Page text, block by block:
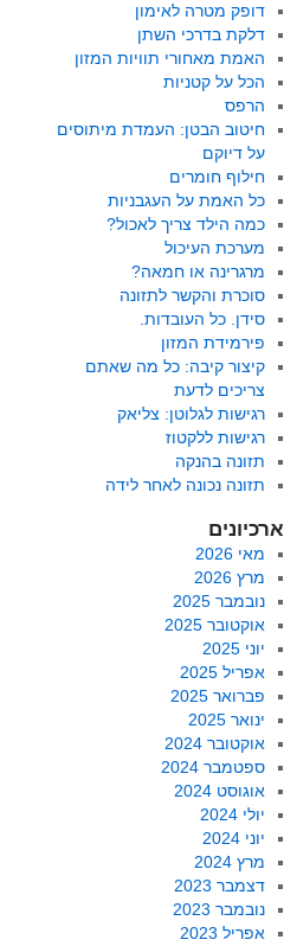
דופק מטרה לאימון
דלקת בדרכי השתן
האמת מאחורי תוויות המזון
הכל על קטניות
הרפס
חיטוב הבטן: העמדת מיתוסים
על דיוקם
חילוף חומרים
כל האמת על העגבניות
כמה הילד צריך לאכול?
מערכת העיכול
מרגרינה או חמאה?
סוכרת והקשר לתזונה
סידן. כל העובדות.
פירמידת המזון
קיצור קיבה: כל מה שאתם
צריכים לדעת
רגישות לגלוטן: צליאק
רגישות ללקטוז
תזונה בהנקה
תזונה נכונה לאחר לידה
ארכיונים
מאי 2026
מרץ 2026
נובמבר 2025
אוקטובר 2025
יוני 2025
אפריל 2025
פברואר 2025
ינואר 2025
אוקטובר 2024
ספטמבר 2024
אוגוסט 2024
יולי 2024
יוני 2024
מרץ 2024
דצמבר 2023
נובמבר 2023
אפריל 2023